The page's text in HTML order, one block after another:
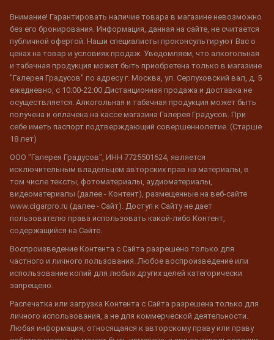
Внимание! Гарантировать наличие товара в магазине невозможно
без его бронирования. Информация, данная на сайте, не считается
публичной офертой. Наши специалисты проконсультируют Вас о
ценах на товар и условиях продаж. Уведомляем, что алкогольная
и табачная продукция может быть приобретена только в магазине
"Галерея Градусов" по адресу г. Москва, ул. Серпуховский вал, д. 5
ежедневно, с 10:00-22:00 Дистанционная продажа и доставка не
осуществляется. Алкогольная и табачная продукция может быть
получена и оплачена на кассе магазина Галерея Градусов. При
себе иметь паспорт подтверждающий совершеннолетие. (Старше
18 лет)
ООО "Галерея Градусов", ИНН 7725501624, является
исключительным владельцем авторских прав на материалы, в
том числе тексты, фотоматериалы, аудиоматериалы,
видеоматериалы (далее - Контент), размещенные на веб-сайте
www.cigarpro.ru (далее - Сайт). Доступ к Сайту не дает
пользователю права использовать какой-либо Контент,
содержащийся на Сайте.
Воспроизведение Контента с Сайта разрешено только для
частного и личного пользования. Любое воспроизведение или
использование копий для любых других целей категорически
запрещено.
Распечатка или загрузка Контента с Сайта разрешена только для
личного использования, а не для коммерческой деятельности.
Любая информация, относящаяся к авторскому праву или праву